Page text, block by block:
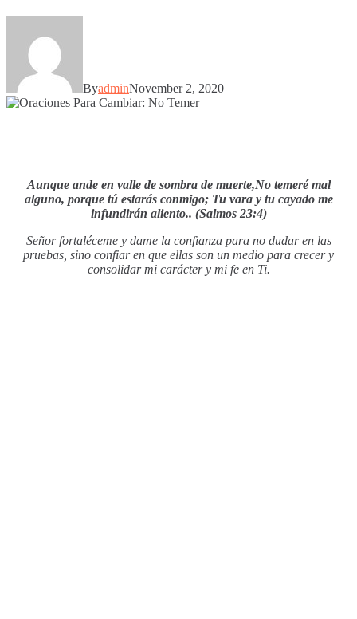
ByadminNovember 2, 2020
Aunque ande en valle de sombra de muerte,No temeré mal
alguno, porque tú estarás conmigo; Tu vara y tu cayado me
infundirán aliento.. (Salmos 23:4)
Señor fortaléceme y dame la confianza para no dudar en las
pruebas, sino confiar en que ellas son un medio para crecer y
consolidar mi carácter y mi fe en Ti.